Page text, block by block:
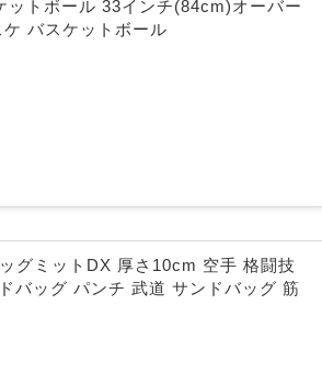
トボール 33インチ(84cm)オーバー
バスケットボール
グミットDX 厚さ10cm 空手 格闘技
バッグ パンチ 武道 サンドバッグ 筋